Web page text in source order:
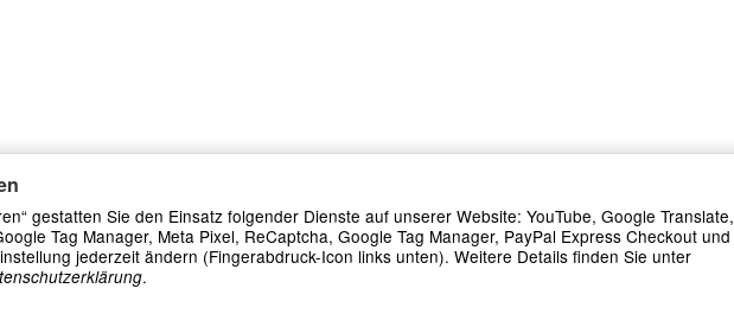
gestatten Sie den Einsatz folgender Dienste auf unserer Website: YouTube, Google Translate,
Tag Manager, Meta Pixel, ReCaptcha, Google Tag Manager, PayPal Express Checkout und
jederzeit ändern (Fingerabdruck-Icon links unten). Weitere Details finden Sie unter
.